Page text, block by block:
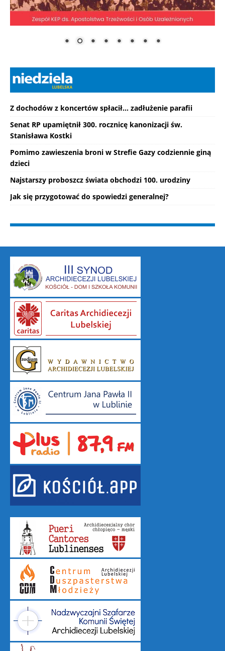
Z dochodów z koncertów spłacił... zadłużenie parafii
Senat RP upamiętnił 300. rocznicę kanonizacji św.
Stanisława Kostki
Pomimo zawieszenia broni w Strefie Gazy codziennie giną
dzieci
Najstarszy proboszcz świata obchodzi 100. urodziny
Jak się przygotować do spowiedzi generalnej?